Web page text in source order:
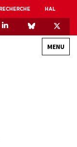
HAL
MENU
DU PATRIMOINE – AFJ2CSP